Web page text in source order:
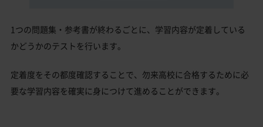
1つの問題集・参考書が終わるごとに、学習内容が定着している
かどうかのテストを行います。
定着度をその都度確認することで、勿来高校に合格するために必
要な学習内容を確実に身につけて進めることができます。